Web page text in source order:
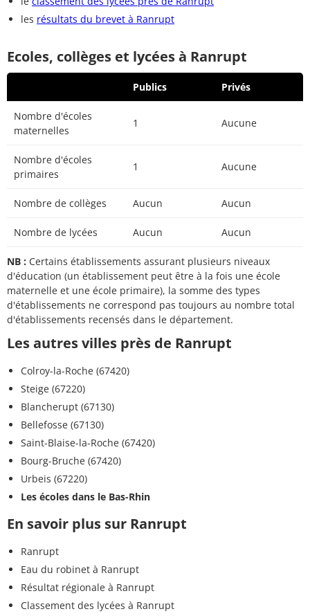
les résultats du brevet à Ranrupt
Ecoles, collèges et lycées à Ranrupt
Publics Privés
Nombre d'écoles
maternelles
1 Aucune
Nombre d'écoles
primaires
1 Aucune
Nombre de collèges Aucun Aucun
Nombre de lycées Aucun Aucun
NB : Certains établissements assurant plusieurs niveaux
d'éducation (un établissement peut être à la fois une école
maternelle et une école primaire), la somme des types
d'établissements ne correspond pas toujours au nombre total
d'établissements recensés dans le département.
Les autres villes près de Ranrupt
Colroy-la-Roche (67420)
Steige (67220)
Blancherupt (67130)
Bellefosse (67130)
Saint-Blaise-la-Roche (67420)
Bourg-Bruche (67420)
Urbeis (67220)
Les écoles dans le Bas-Rhin
En savoir plus sur Ranrupt
Ranrupt
Eau du robinet à Ranrupt
Résultat régionale à Ranrupt
Classement des lycées à Ranrupt